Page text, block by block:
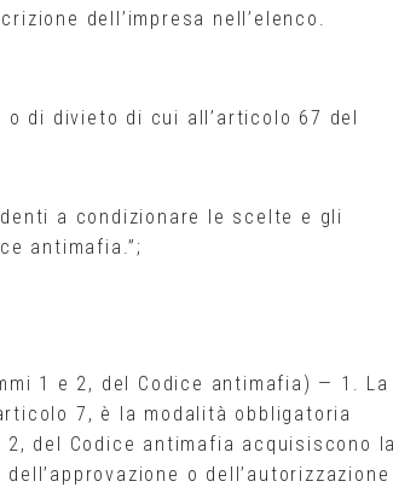
dell’impresa nell’elenco.
o di divieto di cui all’articolo 67 del
a condizionare le scelte e gli
antimafia.”;
1 e 2, del Codice antimafia) — 1. La
7, è la modalità obbligatoria
del Codice antimafia acquisiscono la
o